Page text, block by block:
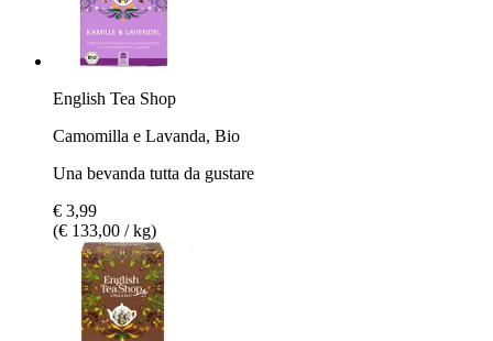
English Tea Shop
Camomilla e Lavanda, Bio
Una bevanda tutta da gustare
€ 3,99
(€ 133,00 / kg)